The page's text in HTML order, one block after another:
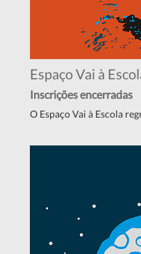
Espaço Vai à
Inscrições encerradas
O Espaço Vai à Escola